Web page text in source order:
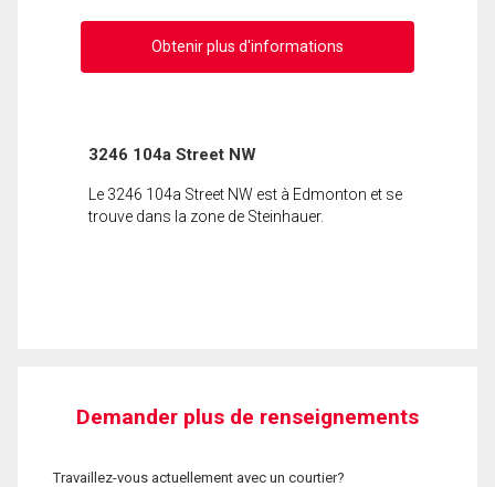
Obtenir plus d'informations
3246 104a Street NW
Le 3246 104a Street NW est à Edmonton et se
trouve dans la zone de Steinhauer.
Demander plus de renseignements
Travaillez-vous actuellement avec un courtier?